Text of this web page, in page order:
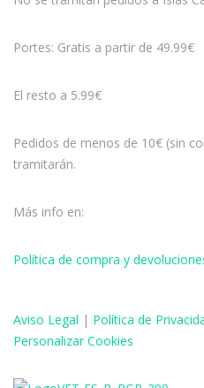
Portes: Gratis a partir de 49.99€
El resto a 5.99€
Pedidos de menos de 10€ (sin
tramitarán.
Más info en:
Política de compra y
Aviso Legal | Política de
Personalizar Cookies